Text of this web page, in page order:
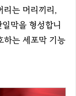
는 머리끼리,
막을 형성합니
하는 세포막 기능